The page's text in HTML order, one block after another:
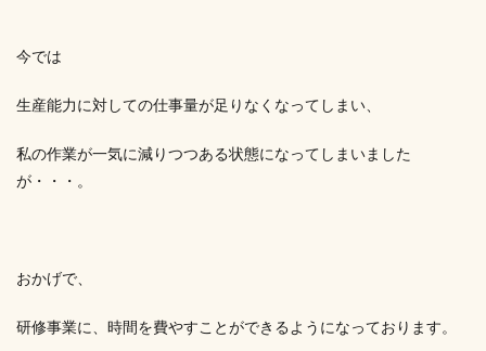
今では
生産能力に対しての仕事量が足りなくなってしまい、
私の作業が一気に減りつつある状態になってしまいました
が・・・。
おかげで、
研修事業に、時間を費やすことができるようになっております。